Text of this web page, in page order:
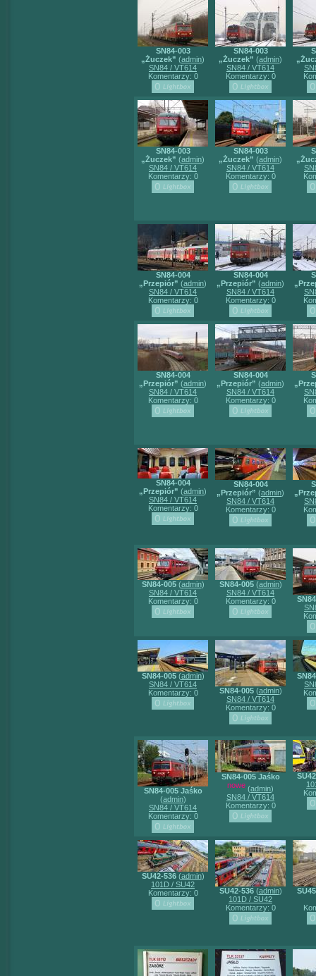
SN84-003
„Żuczek” (admin)
SN84 / VT614
Komentarzy: 0
SN84-003
„Żuczek” (admin)
SN84 / VT614
Komentarzy: 0
SN84-003
„Żuczek” (admin)
SN84 / VT614
Komentarzy: 0
SN84-003
„Żuczek” (admin)
SN84 / VT614
Komentarzy: 0
SN84-004
„Przepiór” (admin)
SN84 / VT614
Komentarzy: 0
SN84-004
„Przepiór” (admin)
SN84 / VT614
Komentarzy: 0
SN84-004
„Przepiór” (admin)
SN84 / VT614
Komentarzy: 0
SN84-004
„Przepiór” (admin)
SN84 / VT614
Komentarzy: 0
SN84-004
„Przepiór” (admin)
SN84 / VT614
Komentarzy: 0
SN84-004
„Przepiór” (admin)
SN84 / VT614
Komentarzy: 0
SN84-005(admin)
SN84 / VT614
Komentarzy: 0
SN84-005(admin)
SN84 / VT614
Komentarzy: 0
SN84-005(admin)
SN84 / VT614
Komentarzy: 0
SN84-005(admin)
SN84 / VT614
Komentarzy: 0
SN84-005 Jaśko
(admin)
SN84 / VT614
Komentarzy: 0
SN84-005 Jaśko
nowe (admin)
SN84 / VT614
Komentarzy: 0
SU42-536(admin)
101D / SU42
Komentarzy: 0
SU42-536(admin)
101D / SU42
Komentarzy: 0